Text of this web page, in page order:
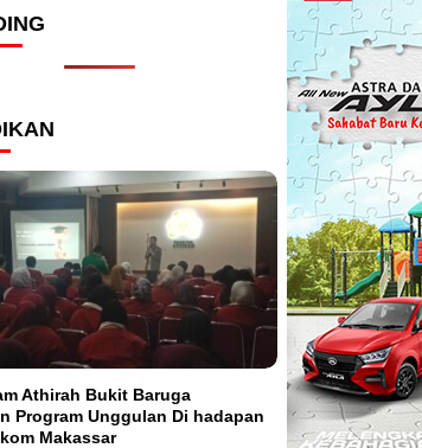
Athirah Bukit Baruga
Program Unggulan Di hadapan
Makassar